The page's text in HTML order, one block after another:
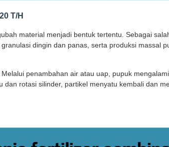
T/H
material menjadi bentuk tertentu. Sebagai
dingin dan panas, serta produksi massal
penambahan air atau uap, pupuk
rotasi silinder, partikel menyatu kembali dan